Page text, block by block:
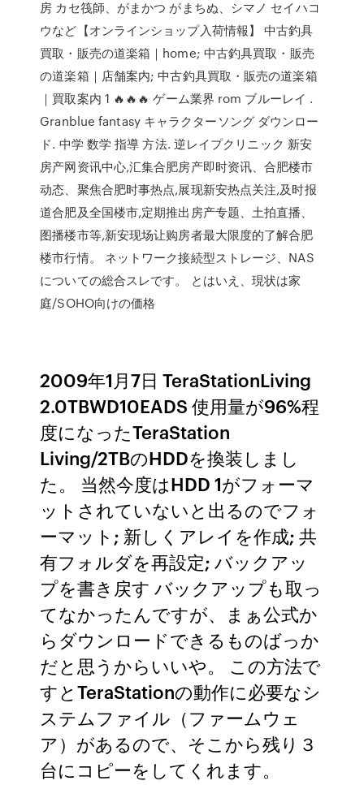
房 カセ筏師、がまかつ がまちぬ、シマノ セイハコ
ウなど【オンラインショップ入荷情報】 中古釣具
買取・販売の道楽箱｜home; 中古釣具買取・販売
の道楽箱｜店舗案内; 中古釣具買取・販売の道楽箱
｜買取案内 1 🔥🔥🔥 ゲーム業界 rom ブルーレイ .
Granblue fantasy キャラクターソング ダウンロー
ド. 中学 数学 指導 方法. 逆レイプクリニック 新安
房产网资讯中心,汇集合肥房产即时资讯、合肥楼市
动态、聚焦合肥时事热点,展现新安热点关注,及时报
道合肥及全国楼市,定期推出房产专题、土拍直播、
图播楼市等,新安现场让购房者最大限度的了解合肥
楼市行情。 ネットワーク接続型ストレージ、NAS
についての総合スレです。 とはいえ、現状は家
庭/SOHO向けの価格
2009年1月7日 TeraStationLiving
2.0TBWD10EADS 使用量が96%程
度になったTeraStation
Living/2TBのHDDを換装しまし
た。 当然今度はHDD 1がフォーマ
ットされていないと出るのでフォ
ーマット; 新しくアレイを作成; 共
有フォルダを再設定; バックアッ
プを書き戻す バックアップも取っ
てなかったんですが、まぁ公式か
らダウンロードできるものばっか
だと思うからいいや。 この方法で
すとTeraStationの動作に必要なシ
ステムファイル（ファームウェ
ア）があるので、そこから残り３
台にコピーをしてくれます。